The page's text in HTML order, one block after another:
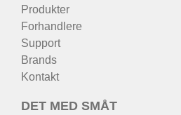
Produkter
Forhandlere
Support
Brands
Kontakt
DET MED SMÅT